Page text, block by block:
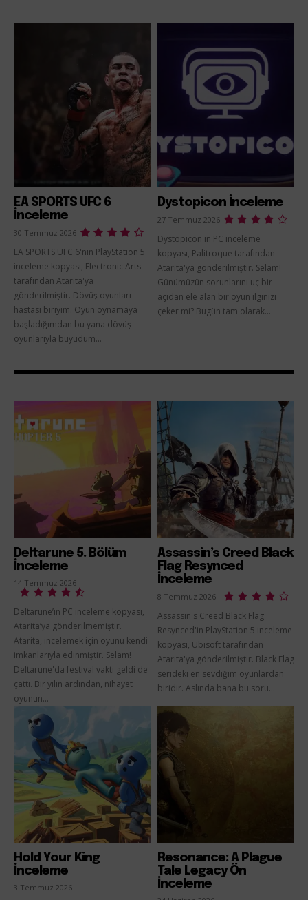
EA SPORTS UFC 6
İnceleme
30 Temmuz 2026
EA SPORTS UFC 6'nın PlayStation 5
inceleme kopyası, Electronic Arts
tarafından Atarita'ya
gönderilmiştir. Dövüş oyunları
hastası biriyim. Oyun oynamaya
başladığımdan bu yana dövüş
oyunlarıyla büyüdüm...
Dystopicon İnceleme
27 Temmuz 2026
Dystopicon'ın PC inceleme
kopyası, Palitroque tarafından
Atarita'ya gönderilmiştir. Selam!
Günümüzün sorunlarını uç bir
açıdan ele alan bir oyun ilginizi
çeker mi? Bugün tam olarak...
Deltarune 5. Bölüm
İnceleme
14 Temmuz 2026
Deltarune’ın PC inceleme kopyası,
Atarita’ya gönderilmemiştir.
Atarita, incelemek için oyunu kendi
imkanlarıyla edinmiştir. Selam!
Deltarune'da festival vakti geldi de
çattı. Bir yılın ardından, nihayet
oyunun...
Assassin’s Creed Black
Flag Resynced
İnceleme
8 Temmuz 2026
Assassin's Creed Black Flag
Resynced'in PlayStation 5 inceleme
kopyası, Ubisoft tarafından
Atarita'ya gönderilmiştir. Black Flag
serideki en sevdiğim oyunlardan
biridir. Aslında bana bu soru...
Hold Your King
İnceleme
3 Temmuz 2026
Resonance: A Plague
Tale Legacy Ön
İnceleme